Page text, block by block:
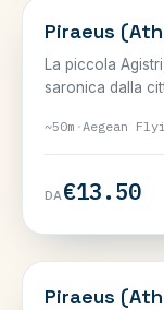
SARONICO
Piraeus
La piccola
saronica dalla
~50m ·Aegean
DA€13.50
CRETA
Piraeus